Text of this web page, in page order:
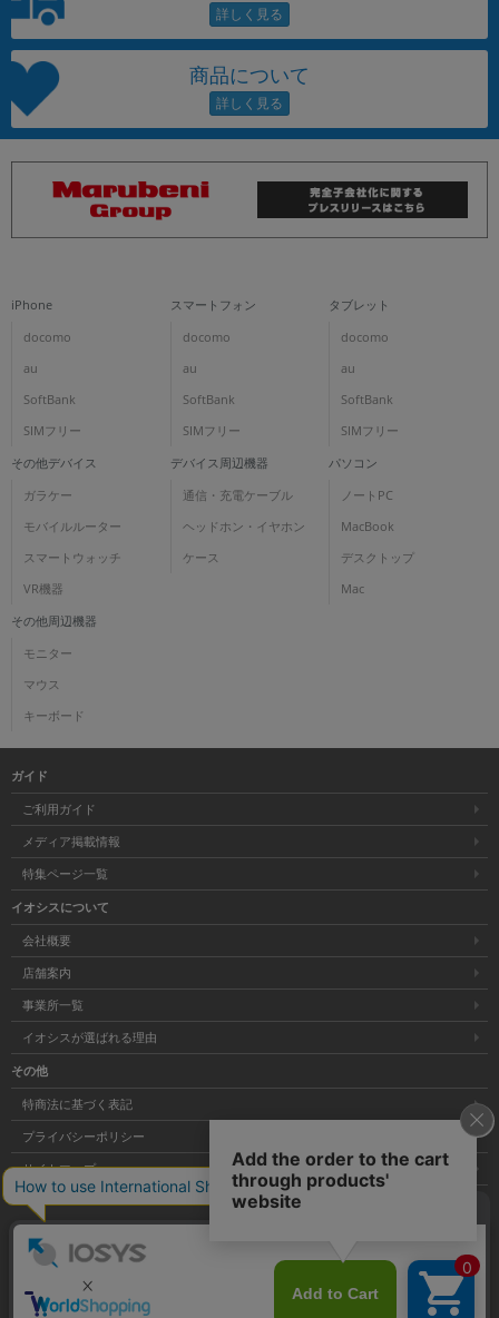
商品について
iPhone
docomo
au
SoftBank
SIMフリー
スマートフォン
docomo
au
SoftBank
SIMフリー
タブレット
docomo
au
SoftBank
SIMフリー
その他デバイス
ガラケー
モバイルルーター
スマートウォッチ
VR機器
デバイス周辺機器
通信・充電ケーブル
ヘッドホン・イヤホン
ケース
パソコン
ノートPC
MacBook
デスクトップ
Mac
その他周辺機器
モニター
マウス
キーボード
ガイド
ご利用ガイド
メディア掲載情報
特集ページ一覧
イオシスについて
会社概要
店舗案内
事業所一覧
イオシスが選ばれる理由
その他
特商法に基づく表記
プライバシーポリシー
サイトマップ
大阪府公安委員会発行 古物商許可証 第621121002176号